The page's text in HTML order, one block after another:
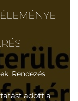
, Rendezés
adott a